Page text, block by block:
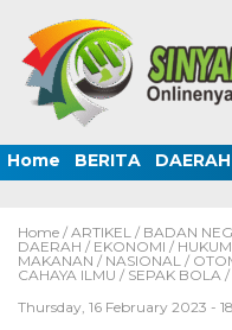
Home BERITA DAERAH
Home / ARTIKEL / BADAN
DAERAH / EKONOMI / HUKUM
MAKANAN / NASIONAL /
CAHAYA ILMU / SEPAK BOLA /
Thursday, 16 February 2023 -